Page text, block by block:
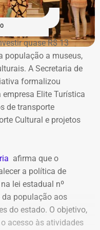
Civilem março deste
é o gabinete do
no podcast
sob pretexto
ligadas a
a R$ 228,6 mil,
e Barcelona.
do subsecretário
visitas a
Mas os
evidentes. Há viagens
IPs,
nomes,
contas vinculadas,
e dados de
seria obrigada a
se os perfis
endereços de IP,
meios de
morte de
de fake news
prefeitura tratam de
sobre prisões
quase R$ 13
população a museus,
A Secretaria de
formalizou
Elite Turística
de transporte
Cultural e projetos
afirma que o
a política de
lei estadual nº
população aos
do estado. O objetivo,
acesso às atividades